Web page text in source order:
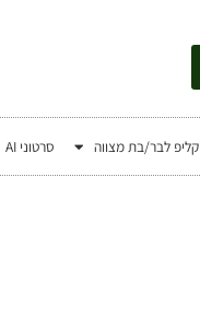
קליפ לבר/בת מצווה סרטוני AI